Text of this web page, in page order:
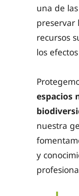
una de
preservar
recursos
los
espacios
nuestra
y